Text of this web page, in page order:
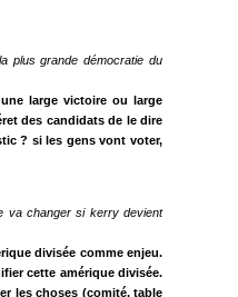
plus grande démocratie du
large victoire ou large
des candidats de le dire
? si les gens vont voter,
va changer si kerry devient
divisée comme enjeu.
cette amérique divisée.
les choses (comité, table